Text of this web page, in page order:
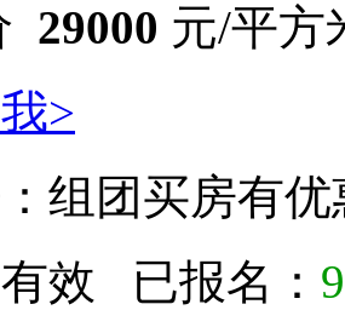
29000 元/平方
>
组团买房有
效 已报名：